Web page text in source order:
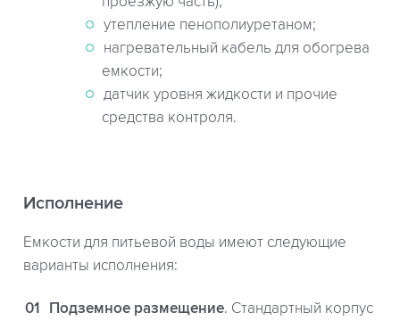
утепление пенополиуретаном;
нагревательный кабель для обогрева
емкости;
датчик уровня жидкости и прочие
средства контроля.
Исполнение
Емкости для питьевой воды имеют следующие
варианты исполнения:
Подземное размещение. Стандартный корпус